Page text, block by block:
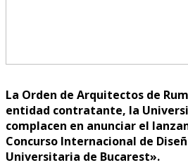
La Orden de Arquitectos de
entidad contratante, la
complacen en anunciar el
Concurso Internacional de
Universitaria de Bucarest».